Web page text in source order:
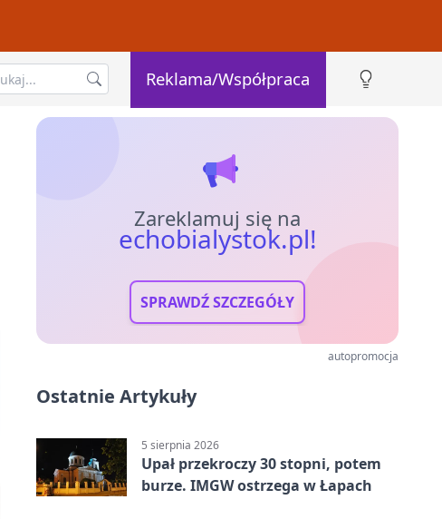
Reklama/Współpraca
Zareklamuj się na
echobialystok.pl!
SPRAWDŹ SZCZEGÓŁY
autopromocja
Ostatnie Artykuły
5 sierpnia 2026
Upał przekroczy 30 stopni, potem
burze. IMGW ostrzega w Łapach